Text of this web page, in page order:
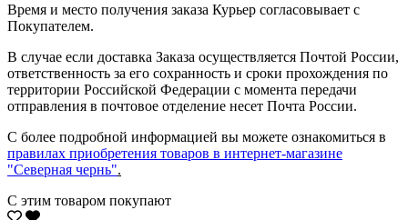
Время и место получения заказа Курьер согласовывает с
Покупателем.
В случае если доставка Заказа осуществляется Почтой России,
ответственность за его сохранность и сроки прохождения по
территории Российской Федерации с момента передачи
отправления в почтовое отделение несет Почта России.
С более подробной информацией вы можете ознакомиться в
правилах приобретения товаров в интернет-магазине
"Северная чернь".
С этим товаром покупают